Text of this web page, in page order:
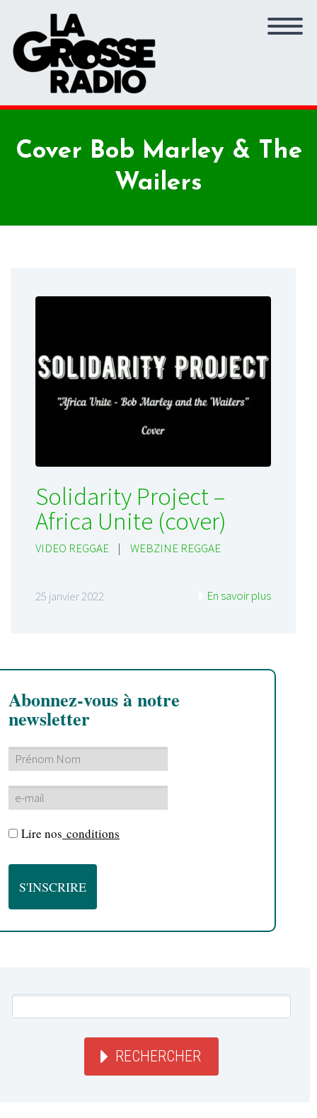
Cover Bob Marley & The
Wailers
Solidarity Project –
Africa Unite (cover)
VIDEO REGGAE | WEBZINE REGGAE
25 janvier 2022 En savoir plus
Abonnez-vous à notre
newsletter
Lire nos conditions
RECHERCHER